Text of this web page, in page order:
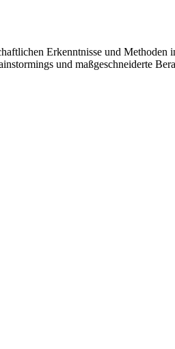
Erkenntnisse und Methoden
und maßgeschneiderte